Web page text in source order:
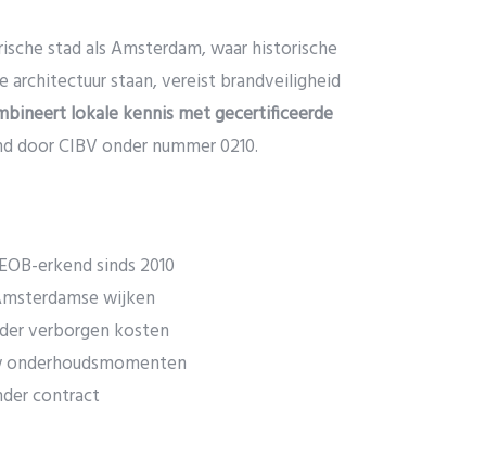
stad als Amsterdam, waar historische
architectuur staan, vereist brandveiligheid
lokale kennis met gecertificeerde
door CIBV onder nummer 0210.
erkend sinds 2010
wijken
verborgen kosten
contract